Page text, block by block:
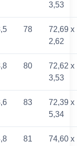
3,53
78
72,69 x
2,62
80
72,62 x
3,53
83
72,39 x
5,34
81
74,60 x